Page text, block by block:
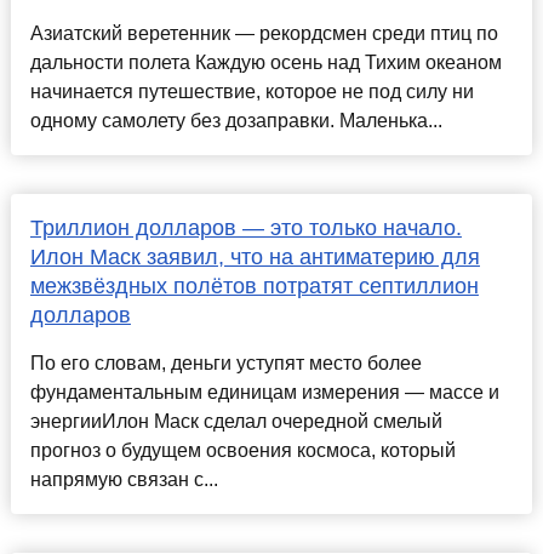
Азиатский веретенник — рекордсмен среди птиц по
дальности полета Каждую осень над Тихим океаном
начинается путешествие, которое не под силу ни
одному самолету без дозаправки. Маленька...
Триллион долларов — это только начало.
Илон Маск заявил, что на антиматерию для
межзвёздных полётов потратят септиллион
долларов
По его словам, деньги уступят место более
фундаментальным единицам измерения — массе и
энергииИлон Маск сделал очередной смелый
прогноз о будущем освоения космоса, который
напрямую связан с...